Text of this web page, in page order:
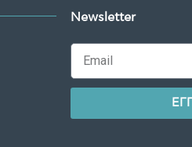
Newsletter